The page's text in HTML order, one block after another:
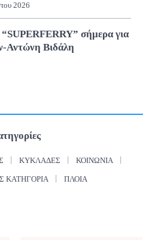
2026
σήμερα για
Αντώνη Βιδάλη
ΚΥΚΛΆΔΕΣ ΚΟΙΝΩΝΊΑ
ΚΑΤΗΓΟΡΊΑ ΠΛΟΊΑ